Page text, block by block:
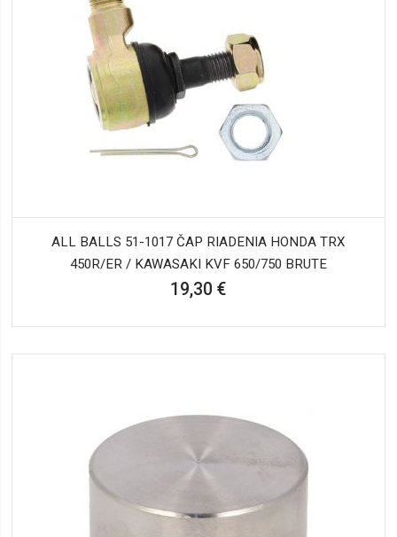
ALL BALLS 51-1017 ČAP RIADENIA HONDA TRX
450R/ER / KAWASAKI KVF 650/750 BRUTE
19,30 €